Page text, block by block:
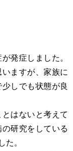
発症しました。
ますが、家族に
しでも状態が良
はないと考えて
研究をしている
た。